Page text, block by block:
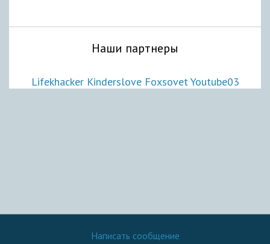
Наши партнеры
Lifekhacker Kinderslove FoxsovetYoutube03
Написать сообщение